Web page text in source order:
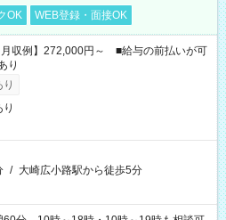
OK WEB登録・面接OK
収例】272,000円～ ■給与の前払いが可
り
/ 大崎広小路駅から徒歩5分